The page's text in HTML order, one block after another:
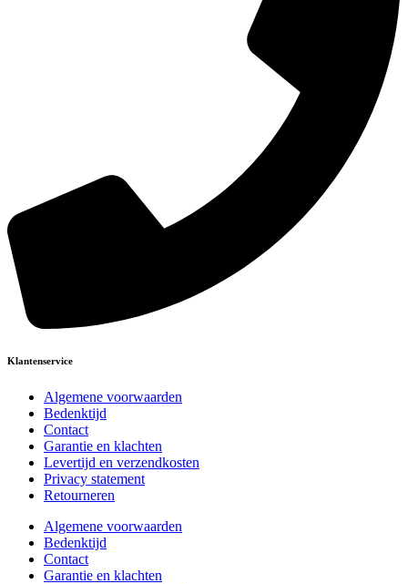
Klantenservice
Algemene voorwaarden
Bedenktijd
Contact
Garantie en klachten
Levertijd en verzendkosten
Privacy statement
Retourneren
Algemene voorwaarden
Bedenktijd
Contact
Garantie en klachten